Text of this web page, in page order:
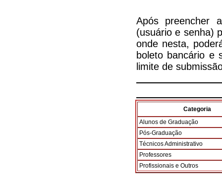
Após preencher
(usuário e senha)
onde nesta,
boleto bancário e
limite de
Categoria
Alunos de Graduação
Pós-Graduação
Técnicos Administrativo
Professores
Profissionais e Outros